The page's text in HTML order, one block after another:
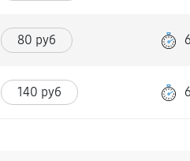
80 руб
140 руб